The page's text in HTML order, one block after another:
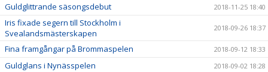
Guldglittrande säsongsdebut 2018-11-25 18:40
Iris fixade segern till Stockholm i
Svealandsmästerskapen
2018-09-26 18:37
Fina framgångar på Brommaspelen 2018-09-12 18:33
Guldglans i Nynässpelen 2018-09-02 18:28